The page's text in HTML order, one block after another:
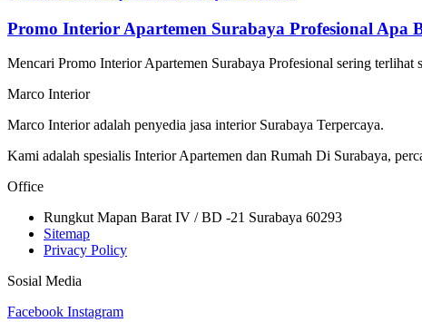
Promo Interior Apartemen Surabaya Profesional Apa
Mencari Promo Interior Apartemen Surabaya Profesional sering
Marco Interior
Marco Interior adalah penyedia jasa interior Surabaya Terpercaya.
Kami adalah spesialis Interior Apartemen dan Rumah Di Surabaya,
Office
Rungkut Mapan Barat IV / BD -21 Surabaya 60293
Sitemap
Privacy Policy
Sosial Media
Facebook Instagram